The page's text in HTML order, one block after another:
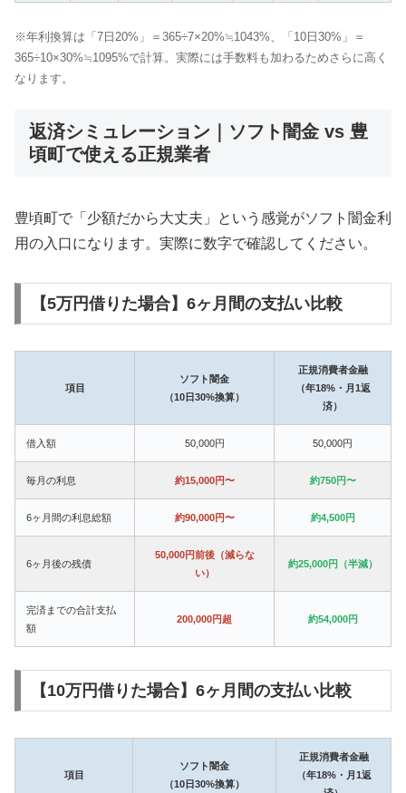
※年利換算は「7日20%」＝365÷7×20%≒1043%、「10日30%」＝
365÷10×30%≒1095%で計算。実際には手数料も加わるためさらに高く
なります。
返済シミュレーション｜ソフト闇金 vs 豊
頃町で使える正規業者
豊頃町で「少額だから大丈夫」という感覚がソフト闇金利
用の入口になります。実際に数字で確認してください。
【5万円借りた場合】6ヶ月間の支払い比較
項目
ソフト闇金
（10日30%換算）
正規消費者金融
（年18%・月1返
済）
借入額 50,000円 50,000円
毎月の利息 約15,000円〜 約750円〜
6ヶ月間の利息総額 約90,000円〜 約4,500円
6ヶ月後の残債
50,000円前後（減らな
い）
約25,000円（半減）
完済までの合計支払
額
200,000円超 約54,000円
【10万円借りた場合】6ヶ月間の支払い比較
項目
ソフト闇金
（10日30%換算）
正規消費者金融
（年18%・月1返